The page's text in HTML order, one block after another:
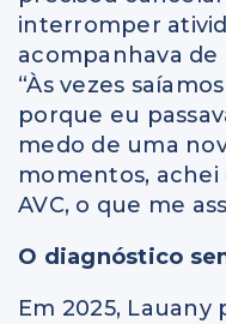
interromper
acompanhava
“Às vezes
porque eu
medo de uma
momentos,
AVC, o que me
O diagnóstico
Em 2025,